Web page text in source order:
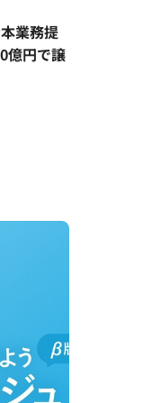
業務提
億円で譲